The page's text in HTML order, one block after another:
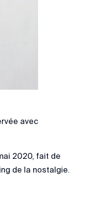
avec
2020, fait de
de la nostalgie.